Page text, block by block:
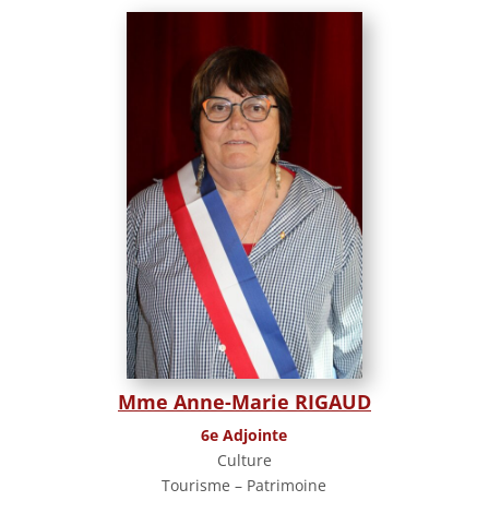
Mme Anne-Marie RIGAUD
6e Adjointe
Culture
Tourisme – Patrimoine